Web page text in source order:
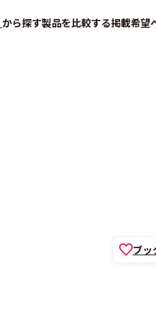
から探す製品を比較する掲載希望
ブッ